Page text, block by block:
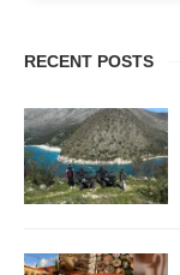
RECENT POSTS